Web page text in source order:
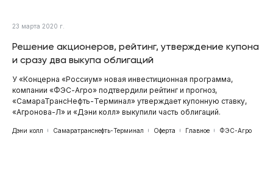
23 марта 2020 г.
Решение акционеров, рейтинг, утверждение купона
и сразу два выкупа облигаций
У «Концерна «Россиум» новая инвестиционная программа,
компании «ФЭС-Агро» подтвердили рейтинг и прогноз,
«СамараТрансНефть-Терминал» утверждает купонную ставку,
«Агронова-Л» и «Дэни колл» выкупили часть облигаций.
Дэни колл Самаратранснефть-Терминал Оферта Главное ФЭС-Агро